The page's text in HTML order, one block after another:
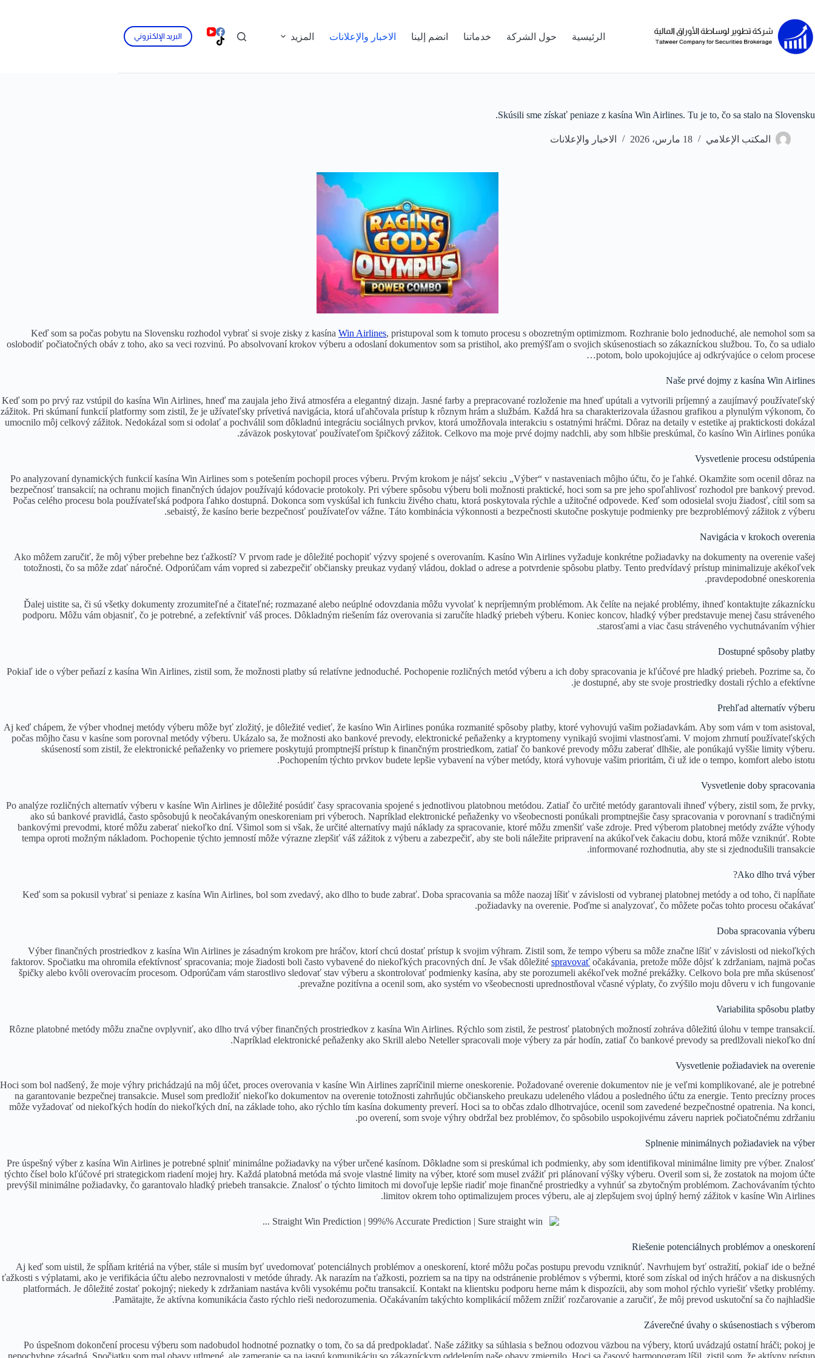
المحتوى
الرئيسية حول الشركة خدماتنا انضم إلينا الاخبار والإعلانات المزيد البريد الإلكتروني
Skúsili sme získať peniaze z kasína Win Airlines. Tu je to, čo sa stalo na Slovensku.
المكتب الإعلامي 18 مارس، 2026 الاخبار والإعلانات
Keď som sa počas pobytu na Slovensku rozhodol vybrať si svoje zisky z kasína Win Airlines, pristupoval som k tomuto procesu s obozretným optimizmom. Rozhranie bolo jednoduché, ale nemohol som sa
oslobodiť počiatočných obáv z toho, ako sa veci rozvinú. Po absolvovaní krokov výberu a odoslaní dokumentov som sa pristihol, ako premýšľam o svojich skúsenostiach so zákazníckou službou. To, čo sa udialo
potom, bolo upokojujúce aj odkrývajúce o celom procese…
Naše prvé dojmy z kasína Win Airlines
Keď som po prvý raz vstúpil do kasína Win Airlines, hneď ma zaujala jeho živá atmosféra a elegantný dizajn. Jasné farby a prepracované rozloženie ma hneď upútali a vytvorili príjemný a zaujímavý používateľský
zážitok. Pri skúmaní funkcií platformy som zistil, že je užívateľsky prívetivá navigácia, ktorá uľahčovala prístup k rôznym hrám a službám. Každá hra sa charakterizovala úžasnou grafikou a plynulým výkonom, čo
umocnilo môj celkový zážitok. Nedokázal som si odolať a pochválil som dôkladnú integráciu sociálnych prvkov, ktorá umožňovala interakciu s ostatnými hráčmi. Dôraz na detaily v estetike aj praktickosti dokázal
záväzok poskytovať používateľom špičkový zážitok. Celkovo ma moje prvé dojmy nadchli, aby som hlbšie preskúmal, čo kasíno Win Airlines ponúka.
Vysvetlenie procesu odstúpenia
Po analyzovaní dynamických funkcií kasína Win Airlines som s potešením pochopil proces výberu. Prvým krokom je nájsť sekciu „Výber“ v nastaveniach môjho účtu, čo je ľahké. Okamžite som ocenil dôraz na
bezpečnosť transakcií; na ochranu mojich finančných údajov používajú kódovacie protokoly. Pri výbere spôsobu výberu boli možnosti praktické, hoci som sa pre jeho spoľahlivosť rozhodol pre bankový prevod.
Počas celého procesu bola používateľská podpora ľahko dostupná. Dokonca som vyskúšal ich funkciu živého chatu, ktorá poskytovala rýchle a užitočné odpovede. Keď som odosielal svoju žiadosť, cítil som sa
sebaistý, že kasíno berie bezpečnosť používateľov vážne. Táto kombinácia výkonnosti a bezpečnosti skutočne poskytuje podmienky pre bezproblémový zážitok z výberu.
Navigácia v krokoch overenia
Ako môžem zaručiť, že môj výber prebehne bez ťažkostí? V prvom rade je dôležité pochopiť výzvy spojené s overovaním. Kasíno Win Airlines vyžaduje konkrétne požiadavky na dokumenty na overenie vašej
totožnosti, čo sa môže zdať náročné. Odporúčam vám vopred si zabezpečiť občiansky preukaz vydaný vládou, doklad o adrese a potvrdenie spôsobu platby. Tento predvídavý prístup minimalizuje akékoľvek
pravdepodobné oneskorenia.
Ďalej uistite sa, či sú všetky dokumenty zrozumiteľné a čitateľné; rozmazané alebo neúplné odovzdania môžu vyvolať k nepríjemným problémom. Ak čelíte na nejaké problémy, ihneď kontaktujte zákaznícku
podporu. Môžu vám objasniť, čo je potrebné, a zefektívniť váš proces. Dôkladným riešením fáz overovania si zaručíte hladký priebeh výberu. Koniec koncov, hladký výber predstavuje menej času stráveného
starosťami a viac času stráveného vychutnávaním výhier.
Dostupné spôsoby platby
Pokiaľ ide o výber peňazí z kasína Win Airlines, zistil som, že možnosti platby sú relatívne jednoduché. Pochopenie rozličných metód výberu a ich doby spracovania je kľúčové pre hladký priebeh. Pozrime sa, čo
je dostupné, aby ste svoje prostriedky dostali rýchlo a efektívne.
Prehľad alternatív výberu
Aj keď chápem, že výber vhodnej metódy výberu môže byť zložitý, je dôležité vedieť, že kasíno Win Airlines ponúka rozmanité spôsoby platby, ktoré vyhovujú vašim požiadavkám. Aby som vám v tom asistoval,
počas môjho času v kasíne som porovnal metódy výberu. Ukázalo sa, že možnosti ako bankové prevody, elektronické peňaženky a kryptomeny vynikajú svojimi vlastnosťami. V mojom zhrnutí používateľských
skúseností som zistil, že elektronické peňaženky vo priemere poskytujú promptnejší prístup k finančným prostriedkom, zatiaľ čo bankové prevody môžu zaberať dlhšie, ale ponúkajú vyššie limity výberu.
Pochopením týchto prvkov budete lepšie vybavení na výber metódy, ktorá vyhovuje vašim prioritám, či už ide o tempo, komfort alebo istotu.
Vysvetlenie doby spracovania
Po analýze rozličných alternatív výberu v kasíne Win Airlines je dôležité posúdiť časy spracovania spojené s jednotlivou platobnou metódou. Zatiaľ čo určité metódy garantovali ihneď výbery, zistil som, že prvky,
ako sú bankové pravidlá, často spôsobujú k neočakávaným oneskoreniam pri výberoch. Napríklad elektronické peňaženky vo všeobecnosti ponúkali promptnejšie časy spracovania v porovnaní s tradičnými
bankovými prevodmi, ktoré môžu zaberať niekoľko dní. Všimol som si však, že určité alternatívy majú náklady za spracovanie, ktoré môžu zmenšiť vaše zdroje. Pred výberom platobnej metódy zvážte výhody
tempa oproti možným nákladom. Pochopenie týchto jemností môže výrazne zlepšiť váš zážitok z výberu a zabezpečiť, aby ste boli náležite pripravení na akúkoľvek čakaciu dobu, ktorá môže vzniknúť. Robte
informované rozhodnutia, aby ste si zjednodušili transakcie.
Ako dlho trvá výber?
Keď som sa pokusil vybrať si peniaze z kasína Win Airlines, bol som zvedavý, ako dlho to bude zabrať. Doba spracovania sa môže naozaj líšiť v závislosti od vybranej platobnej metódy a od toho, či napĺňate
požiadavky na overenie. Poďme si analyzovať, čo môžete počas tohto procesu očakávať.
Doba spracovania výberu
Výber finančných prostriedkov z kasína Win Airlines je zásadným krokom pre hráčov, ktorí chcú dostať prístup k svojim výhram. Zistil som, že tempo výberu sa môže značne líšiť v závislosti od niekoľkých
faktorov. Spočiatku ma ohromila efektívnosť spracovania; moje žiadosti boli často vybavené do niekoľkých pracovných dní. Je však dôležité spravovať očakávania, pretože môže dôjsť k zdržaniam, najmä počas
špičky alebo kvôli overovacím procesom. Odporúčam vám starostlivo sledovať stav výberu a skontrolovať podmienky kasína, aby ste porozumeli akékoľvek možné prekážky. Celkovo bola pre mňa skúsenosť
prevažne pozitívna a ocenil som, ako systém vo všeobecnosti uprednostňoval včasné výplaty, čo zvýšilo moju dôveru v ich fungovanie.
Variabilita spôsobu platby
Rôzne platobné metódy môžu značne ovplyvniť, ako dlho trvá výber finančných prostriedkov z kasína Win Airlines. Rýchlo som zistil, že pestrosť platobných možností zohráva dôležitú úlohu v tempe transakcií.
Napríklad elektronické peňaženky ako Skrill alebo Neteller spracovali moje výbery za pár hodín, zatiaľ čo bankové prevody sa predlžovali niekoľko dní.
Vysvetlenie požiadaviek na overenie
Hoci som bol nadšený, že moje výhry prichádzajú na môj účet, proces overovania v kasíne Win Airlines zapríčinil mierne oneskorenie. Požadované overenie dokumentov nie je veľmi komplikované, ale je potrebné
na garantovanie bezpečnej transakcie. Musel som predložiť niekoľko dokumentov na overenie totožnosti zahrňujúc občianskeho preukazu udeleného vládou a posledného účtu za energie. Tento precízny proces
môže vyžadovať od niekoľkých hodín do niekoľkých dní, na základe toho, ako rýchlo tím kasína dokumenty preverí. Hoci sa to občas zdalo dlhotrvajúce, ocenil som zavedené bezpečnostné opatrenia. Na konci,
po overení, som svoje výhry obdržal bez problémov, čo spôsobilo uspokojivému záveru napriek počiatočnému zdržaniu.
Splnenie minimálnych požiadaviek na výber
Pre úspešný výber z kasína Win Airlines je potrebné splniť minimálne požiadavky na výber určené kasínom. Dôkladne som si preskúmal ich podmienky, aby som identifikoval minimálne limity pre výber. Znalosť
týchto čísel bolo kľúčové pri strategickom riadení mojej hry. Každá platobná metóda má svoje vlastné limity na výber, ktoré som musel zvážiť pri plánovaní výšky výberu. Overil som si, že zostatok na mojom účte
prevýšil minimálne požiadavky, čo garantovalo hladký priebeh transakcie. Znalosť o týchto limitoch mi dovoľuje lepšie riadiť moje finančné prostriedky a vyhnúť sa zbytočným problémom. Zachovávaním týchto
limitov okrem toho optimalizujem proces výberu, ale aj zlepšujem svoj úplný herný zážitok v kasíne Win Airlines.
Riešenie potenciálnych problémov a oneskorení
Aj keď som uistil, že spĺňam kritériá na výber, stále si musím byť uvedomovať potenciálnych problémov a oneskorení, ktoré môžu počas postupu prevodu vzniknúť. Navrhujem byť ostražití, pokiaľ ide o bežné
ťažkosti s výplatami, ako je verifikácia účtu alebo nezrovnalosti v metóde úhrady. Ak narazím na ťažkosti, pozriem sa na tipy na odstránenie problémov s výbermi, ktoré som získal od iných hráčov a na diskusných
platformách. Je dôležité zostať pokojný; niekedy k zdržaniam nastáva kvôli vysokému počtu transakcií. Kontakt na klientsku podporu herne mám k dispozícii, aby som mohol rýchlo vyriešiť všetky problémy.
Pamätajte, že aktívna komunikácia často rýchlo rieši nedorozumenia. Očakávaním takýchto komplikácií môžem znížiť rozčarovanie a zaručiť, že môj prevod uskutoční sa čo najhladšie.
Záverečné úvahy o skúsenostiach s výberom
Po úspešnom dokončení procesu výberu som nadobudol hodnotné poznatky o tom, čo sa dá predpokladať. Naše zážitky sa súhlasia s bežnou odozvou väzbou na výbery, ktorú uvádzajú ostatní hráči; pokoj je
nepochybne zásadná. Spočiatku som mal obavy utlmené, ale zameranie sa na jasnú komunikáciu so zákazníckym oddelením naše obavy zmiernilo. Hoci sa časový harmonogram líšil, zistil som, že aktívny prístup